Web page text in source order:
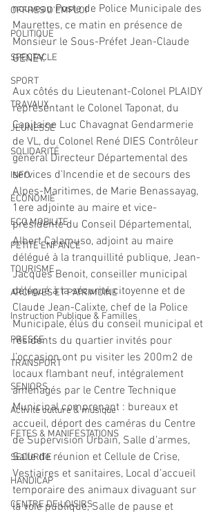
OFFRES D'EMPLOI
POLITIQUE
SPECTACLE
SPORT
TRAVAUX
JEUNESSE
SOLIDARITÉ
INFO
ECONOMIE
ECO MOBILITE
PETITE ENFANCE
TOURISME
ARCHIVES ET PATRIMOINE
Instruction Publique & Familles
PRESSE
TRANSPORT
SENIORS
Activité culture & musique
FETES & MANIFESTATIONS
SECURITE
HANDICAP
CENTRE DE LOISIRS
nouveau Poste de Police Municipale des
Maurettes, ce matin en présence de
Monsieur le Sous-Préfet Jean-Claude
GENEY.
Aux côtés du Lieutenant-Colonel PLAIDY
représentant le Colonel Taponat, du
Capitaine Luc Chavagnat Gendarmerie
de VL, du Colonel René DIES Contrôleur
général Directeur Départemental des
services d'Incendie et de secours des
Alpes-Maritimes, de Marie Benassayag,
1ere adjointe au maire et vice-
présidente du Conseil Départemental,
Albert Calamuso, adjoint au maire
délégué à la tranquillité publique, Jean-
Jacques Benoit, conseiller municipal
délégué à la sécurité citoyenne et de
Claude Jean-Calixte, chef de la Police
Municipale, élus du conseil municipal et
résidents du quartier invités pour
l’occasion ont pu visiter les 200m2 de
locaux flambant neuf, intégralement
aménagés par le Centre Technique
Municipal comprenant : bureaux et
accueil, déport des caméras du Centre
de Supervision Urbain, Salle d’armes,
Salle de réunion et Cellule de Crise,
Vestiaires et sanitaires, Local d’accueil
temporaire des animaux divaguant sur
la voie publique, Salle de pause et